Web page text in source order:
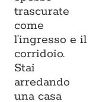
trascurate
come
l’ingresso e il
corridoio.
Stai
arredando
una casa